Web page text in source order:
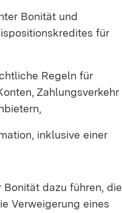
Bonität und
für
Regeln für
Zahlungsverkehr
inklusive einer
dazu führen, die
Verweigerung eines